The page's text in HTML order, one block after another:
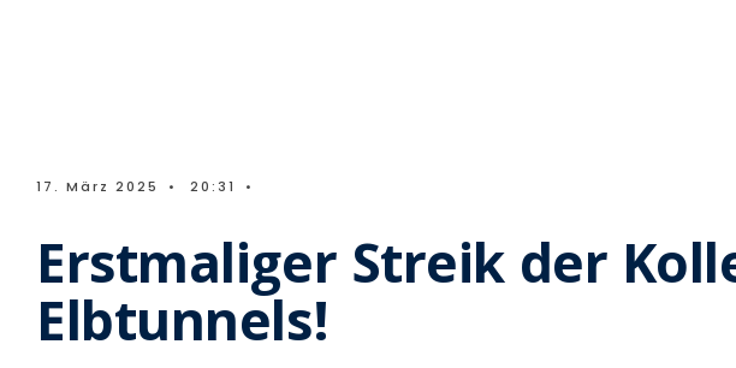
17. März 2025 • 20:31 •
Erstmaliger Streik der
Elbtunnels!